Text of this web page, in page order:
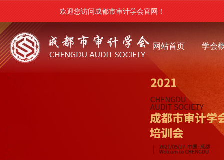
欢迎您访问成都市审计学会官网！
网站首页 学会